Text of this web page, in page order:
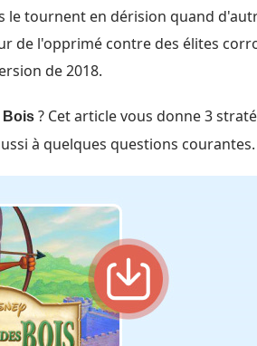
tournent en dérision quand
de l'opprimé contre des élites
de 2018.
Bois ? Cet article vous donne 3
à quelques questions courantes.